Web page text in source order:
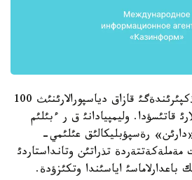
وعان الةمنئث تذكپئر-تذكپئرئندةگئ قازاق دياسپورالارئنئث 100
قاتئسؤدا. وليمپيادانئ ق ر ءبئلئم
رةسپؤبليكالئق عئلئمي-
مةملةكةتتةردة تذراتئن وتانداستاردئ
باعدارلاماسئ اياسئندا وتكئزؤدة.